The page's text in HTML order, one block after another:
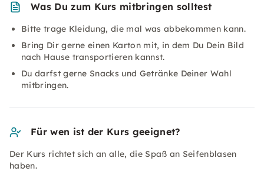
Was Du zum Kurs mitbringen solltest
Bitte trage Kleidung, die mal was abbekommen kann.
Bring Dir gerne einen Karton mit, in dem Du Dein Bild
nach Hause transportieren kannst.
Du darfst gerne Snacks und Getränke Deiner Wahl
mitbringen.
Für wen ist der Kurs geeignet?
Der Kurs richtet sich an alle, die Spaß an Seifenblasen
haben.